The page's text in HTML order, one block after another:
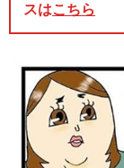
スはこちら